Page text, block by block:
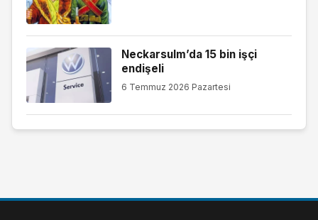
Neckarsulm’da 15 bin işçi
endişeli
6 Temmuz 2026 Pazartesi